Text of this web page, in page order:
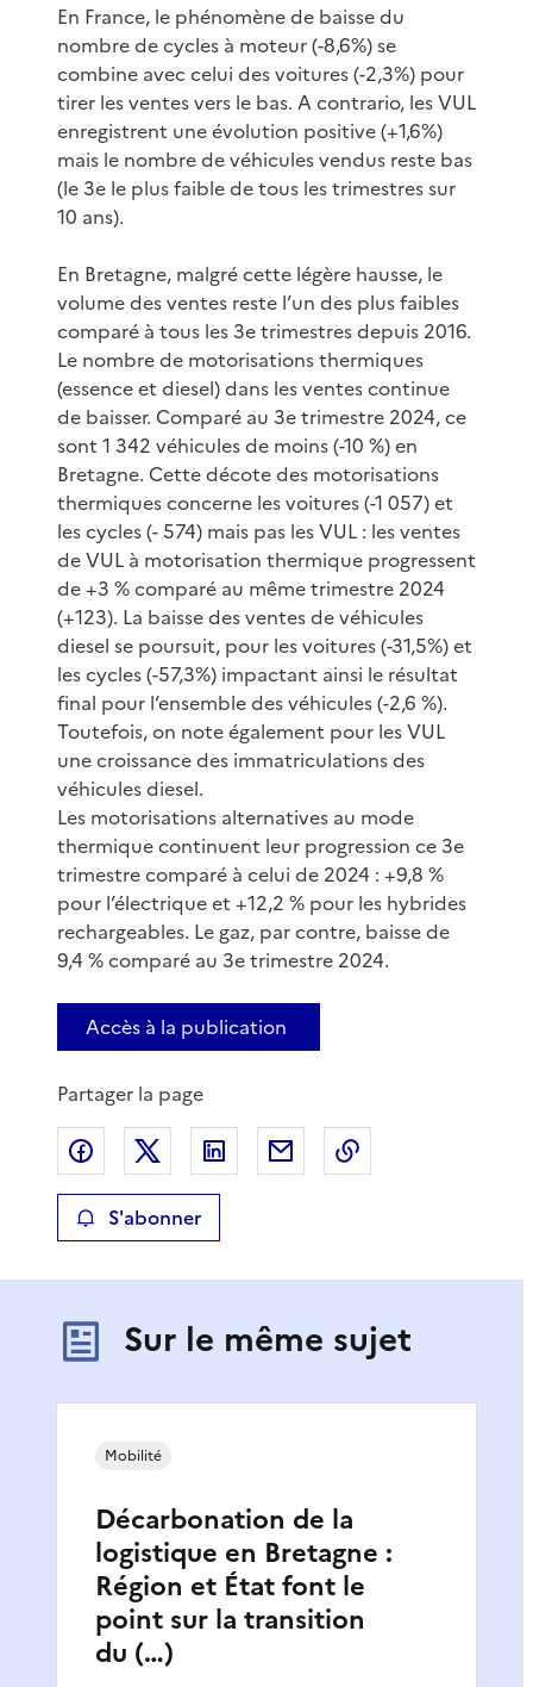
En France, le phénomène de baisse du
nombre de cycles à moteur (-8,6%) se
combine avec celui des voitures (-2,3%) pour
tirer les ventes vers le bas. A contrario, les VUL
enregistrent une évolution positive (+1,6%)
mais le nombre de véhicules vendus reste bas
(le 3e le plus faible de tous les trimestres sur
10 ans).
En Bretagne, malgré cette légère hausse, le
volume des ventes reste l’un des plus faibles
comparé à tous les 3e trimestres depuis 2016.
Le nombre de motorisations thermiques
(essence et diesel) dans les ventes continue
de baisser. Comparé au 3e trimestre 2024, ce
sont 1 342 véhicules de moins (-10 %) en
Bretagne. Cette décote des motorisations
thermiques concerne les voitures (-1 057) et
les cycles (- 574) mais pas les VUL : les ventes
de VUL à motorisation thermique progressent
de +3 % comparé au même trimestre 2024
(+123). La baisse des ventes de véhicules
diesel se poursuit, pour les voitures (-31,5%) et
les cycles (-57,3%) impactant ainsi le résultat
final pour l‘ensemble des véhicules (-2,6 %).
Toutefois, on note également pour les VUL
une croissance des immatriculations des
véhicules diesel.
Les motorisations alternatives au mode
thermique continuent leur progression ce 3e
trimestre comparé à celui de 2024 : +9,8 %
pour l’électrique et +12,2 % pour les hybrides
rechargeables. Le gaz, par contre, baisse de
9,4 % comparé au 3e trimestre 2024.
Accès à la publication
Partager la page
Partager sur Facebook
Partager sur XPartager sur LinkedIn
Partager par email
S'abonner
Sur le même sujet
Décarbonation de la
logistique en Bretagne :
Région et État font le
point sur la transition
du (…)
Mobilité